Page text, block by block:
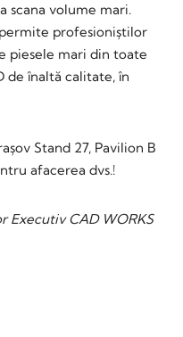
scana volume mari.
profesioniștilor
piesele mari din toate
de înaltă calitate, în
Stand 27, Pavilion B
afacerea dvs.!
Executiv CAD WORKS